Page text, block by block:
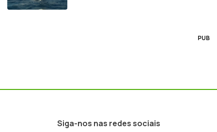
PUB
Siga-nos nas redes sociais